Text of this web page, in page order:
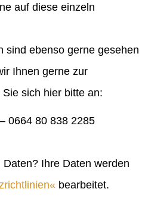
auf diese einzeln
sind ebenso gerne gesehen
Ihnen gerne zur
sich hier bitte an:
80 838 2285
Ihre Daten werden
bearbeitet.